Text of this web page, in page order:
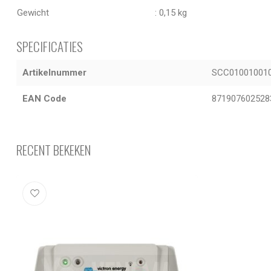
Gewicht : 0,15 kg
SPECIFICATIES
Artikelnummer
EAN Code
RECENT BEKEKEN